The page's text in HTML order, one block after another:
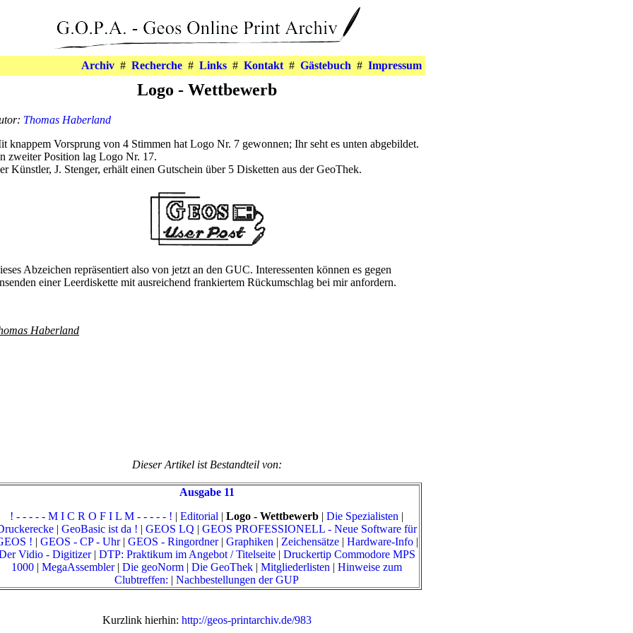
Archiv # Recherche # Links # Kontakt # Gästebuch # Impressum
Logo - Wettbewerb
Thomas Haberland
knappem Vorsprung von 4 Stimmen hat Logo Nr. 7 gewonnen; Ihr seht es unten abgebildet.
zweiter Position lag Logo Nr. 17.
Künstler, J. Stenger, erhält einen Gutschein über 5 Disketten aus der GeoThek.
Abzeichen repräsentiert also von jetzt an den GUC. Interessenten können es gegen
einer Leerdiskette mit ausreichend frankiertem Rückumschlag bei mir anfordern.
Haberland
Dieser Artikel ist Bestandteil von:
Ausgabe 11
! - - - - - M I C R O F I L M - - - - - ! | Editorial | Logo - Wettbewerb | Die Spezialisten |
| GeoBasic ist da ! | GEOS LQ | GEOS PROFESSIONELL - Neue Software für
! | GEOS - CP - Uhr| GEOS - Ringordner| Graphiken | Zeichensätze| Hardware-Info|
Vidio - Digitizer| DTP: Praktikum im Angebot / Titelseite| Druckertip Commodore MPS
1000 | MegaAssembler| Die geoNorm | Die GeoThek | Mitgliederlisten | Hinweise zum
Clubtreffen: | Nachbestellungen der GUP
Kurzlink hierhin: http://geos-printarchiv.de/983